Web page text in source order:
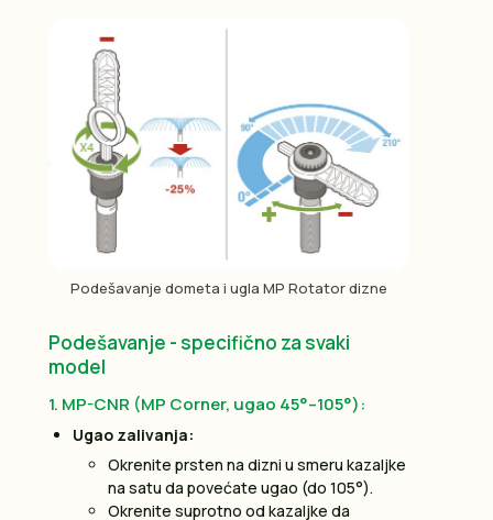
Podešavanje dometa i ugla MP Rotator dizne
Podešavanje - specifično za svaki
model
1. MP-CNR (MP Corner, ugao 45°–105°):
Ugao zalivanja:
Okrenite prsten na dizni u smeru kazaljke
na satu da povećate ugao (do 105°).
Okrenite suprotno od kazaljke da